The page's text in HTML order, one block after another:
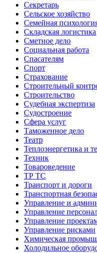
Секретарь
Сельское хозяйство
Семейная
Складская логистика
Сметное дело
Социальная работа
Спасателям
Спорт
Страхование
Строительный
Строительство
Судебная экспертиза
Судостроение
Сфера услуг
Таможенное дело
Театр
Теплоэнергетика и
Техник
Товароведение
ТР ТС
Транспорт и дороги
Транспортная
Управление и
Управление
Управление
Управление рисками
Химическая
Холодильное